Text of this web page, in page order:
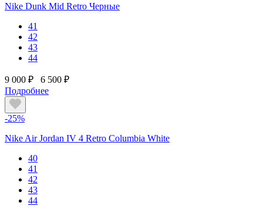
Nike Dunk Mid Retro Черные
41
42
43
44
9 000 ₽
6 500 ₽
Подробнее
-25%
Nike Air Jordan IV 4 Retro Columbia White
40
41
42
43
44